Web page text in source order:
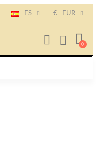
ES € EUR